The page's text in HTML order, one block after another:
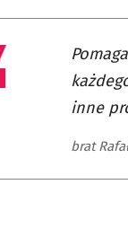
inne
brat